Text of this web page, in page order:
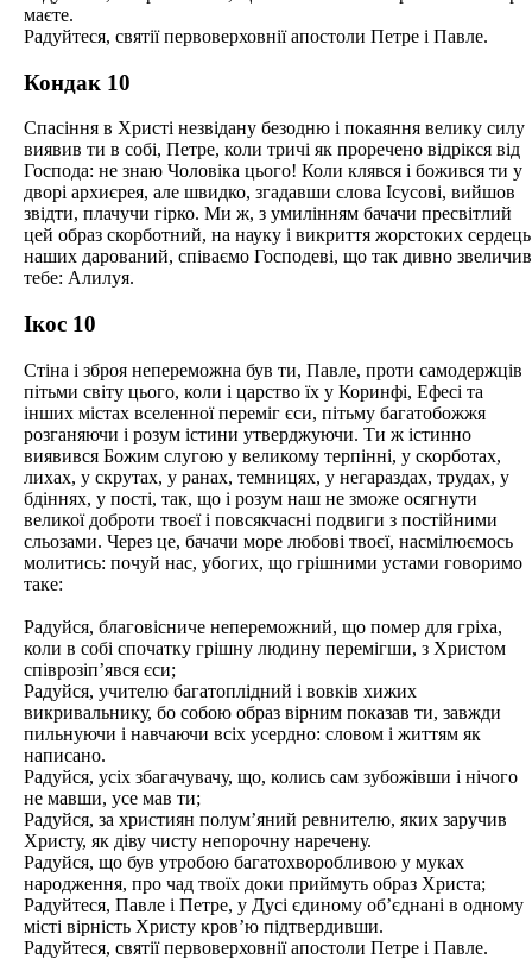
маєте.
Радуйтеся, святії первоверховнії апостоли Петре і Павле.
Кондак 10
Спасіння в Христі незвідану безодню і покаяння велику силу
виявив ти в собі, Петре, коли тричі як проречено відрікся від
Господа: не знаю Чоловіка цього! Коли клявся і божився ти у
дворі архиєрея, але швидко, згадавши слова Ісусові, вийшов
звідти, плачучи гірко. Ми ж, з умилінням бачачи пресвітлий
цей образ скорботний, на науку і викриття жорстоких сердець
наших дарований, співаємо Господеві, що так дивно звеличив
тебе: Алилуя.
Ікос 10
Стіна і зброя непереможна був ти, Павле, проти самодержців
пітьми світу цього, коли і царство їх у Коринфі, Ефесі та
інших містах вселенної переміг єси, пітьму багатобожжя
розганяючи і розум істини утверджуючи. Ти ж істинно
виявився Божим слугою у великому терпінні, у скорботах,
лихах, у скрутах, у ранах, темницях, у негараздах, трудах, у
бдіннях, у пості, так, що і розум наш не зможе осягнути
великої доброти твоєї і повсякчасні подвиги з постійними
сльозами. Через це, бачачи море любові твоєї, насмілюємось
молитись: почуй нас, убогих, що грішними устами говоримо
таке:
Радуйся, благовісниче непереможний, що помер для гріха,
коли в собі спочатку грішну людину перемігши, з Христом
співрозіп’явся єси;
Радуйся, учителю багатоплідний і вовків хижих
викривальнику, бо собою образ вірним показав ти, завжди
пильнуючи і навчаючи всіх усердно: словом і життям як
написано.
Радуйся, усіх збагачувачу, що, колись сам зубожівши і нічого
не мавши, усе мав ти;
Радуйся, за християн полум’яний ревнителю, яких заручив
Христу, як діву чисту непорочну наречену.
Радуйся, що був утробою багатохворобливою у муках
народження, про чад твоїх доки приймуть образ Христа;
Радуйтеся, Павле і Петре, у Дусі єдиному об’єднані в одному
місті вірність Христу кров’ю підтвердивши.
Радуйтеся, святії первоверховнії апостоли Петре і Павле.